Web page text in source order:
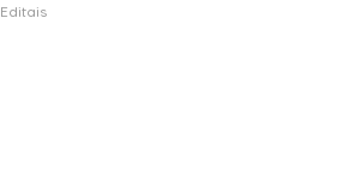
Editais